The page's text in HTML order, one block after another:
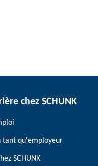
chez SCHUNK
tant qu'employeur
SCHUNK